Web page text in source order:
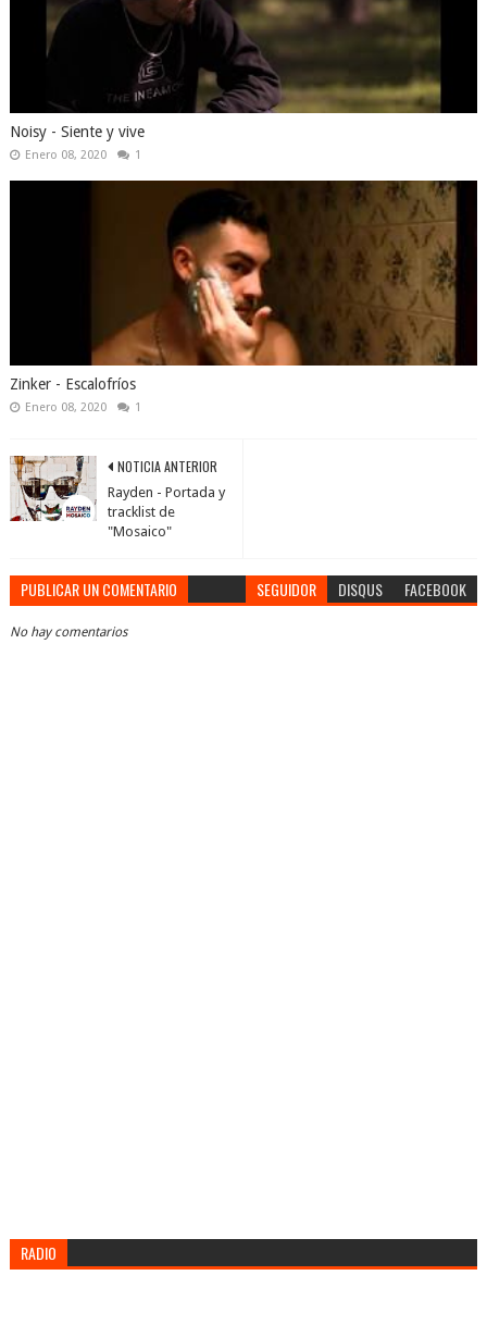
Noisy - Siente y vive
Enero 08, 2020 1
Zinker - Escalofríos
Enero 08, 2020 1
NOTICIA ANTERIOR
Rayden - Portada y
tracklist de
"Mosaico"
PUBLICAR UN COMENTARIO SEGUIDOR DISQUS FACEBOOK
No hay comentarios
RADIO